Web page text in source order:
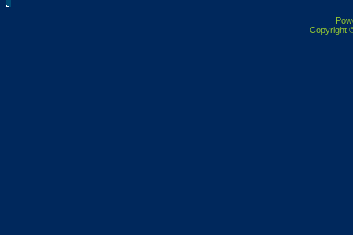
Copyright